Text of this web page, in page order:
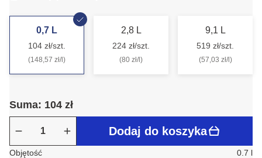
0,7 L
104 zł/szt.
(148,57 zł/l)
2,8 L
224 zł/szt.
(80 zł/l)
9,1 L
519 zł/szt.
(57,03 zł/l)
Suma: 104 zł
Dodaj do koszyka
Objętość
0.7 l